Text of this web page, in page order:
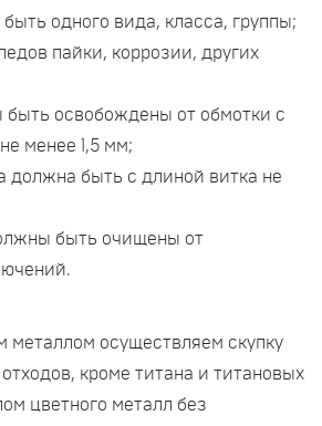
одного вида, класса, группы;
пайки, коррозии, других
освобождены от обмотки с
менее 1,5 мм;
должна быть с длиной витка не
быть очищены от
металлом осуществляем скупку
кроме титана и титановых
цветного металл без